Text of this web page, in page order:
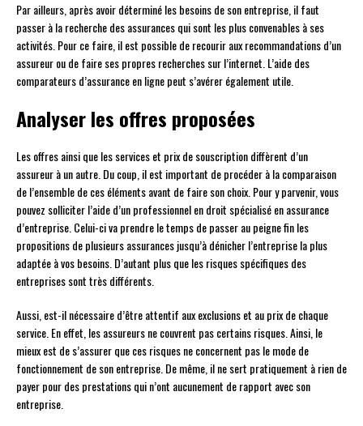
Par ailleurs, après avoir déterminé les besoins de son entreprise, il faut
passer à la recherche des assurances qui sont les plus convenables à ses
activités. Pour ce faire, il est possible de recourir aux recommandations d’un
assureur ou de faire ses propres recherches sur l’internet. L’aide des
comparateurs d’assurance en ligne peut s’avérer également utile.
Analyser les offres proposées
Les offres ainsi que les services et prix de souscription diffèrent d’un
assureur à un autre. Du coup, il est important de procéder à la comparaison
de l’ensemble de ces éléments avant de faire son choix. Pour y parvenir, vous
pouvez solliciter l’aide d’un professionnel en droit spécialisé en assurance
d’entreprise. Celui-ci va prendre le temps de passer au peigne fin les
propositions de plusieurs assurances jusqu’à dénicher l’entreprise la plus
adaptée à vos besoins. D’autant plus que les risques spécifiques des
entreprises sont très différents.
Aussi, est-il nécessaire d’être attentif aux exclusions et au prix de chaque
service. En effet, les assureurs ne couvrent pas certains risques. Ainsi, le
mieux est de s’assurer que ces risques ne concernent pas le mode de
fonctionnement de son entreprise. De même, il ne sert pratiquement à rien de
payer pour des prestations qui n’ont aucunement de rapport avec son
entreprise.